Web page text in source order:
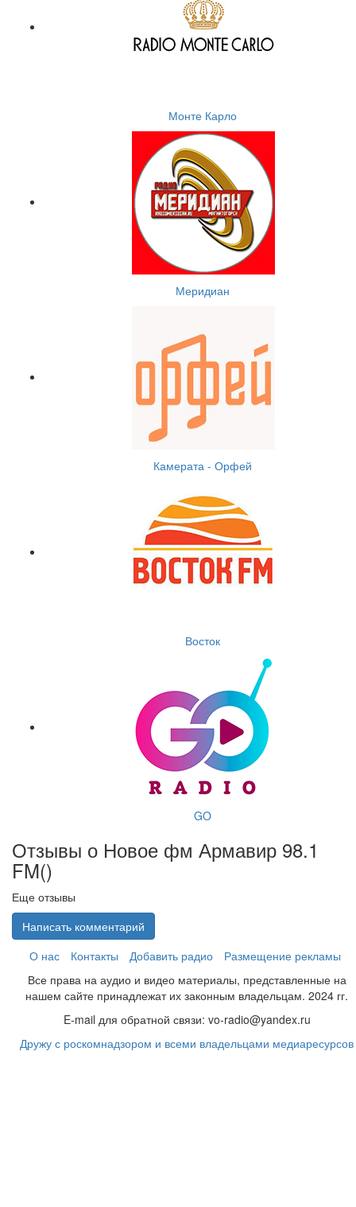
Монте Карло
Меридиан
Камерата - Орфей
Восток
GO
Отзывы о Новое фм Армавир 98.1
FM()
Еще отзывы
Написать комментарий
О нас
Контакты Добавить радио
Размещение рекламы
Все права на аудио и видео материалы, представленные на
нашем сайте принадлежат их законным владельцам. 2024 гг.
E-mail для обратной связи: vo-radio@yandex.ru
Дружу с роскомнадзором и всеми владельцами медиаресурсов